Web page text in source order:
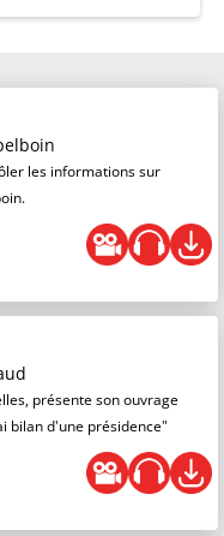
les informations sur
présente son ouvrage
bilan d'une présidence"